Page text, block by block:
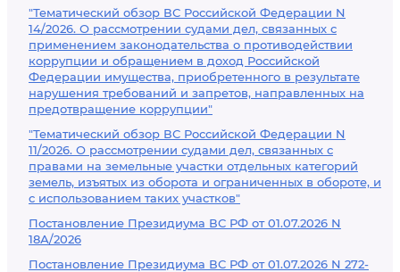
"Тематический обзор ВС Российской Федерации N
14/2026. О рассмотрении судами дел, связанных с
применением законодательства о противодействии
коррупции и обращением в доход Российской
Федерации имущества, приобретенного в результате
нарушения требований и запретов, направленных на
предотвращение коррупции"
"Тематический обзор ВС Российской Федерации N
11/2026. О рассмотрении судами дел, связанных с
правами на земельные участки отдельных категорий
земель, изъятых из оборота и ограниченных в обороте, и
с использованием таких участков"
Постановление Президиума ВС РФ от 01.07.2026 N
18А/2026
Постановление Президиума ВС РФ от 01.07.2026 N 272-